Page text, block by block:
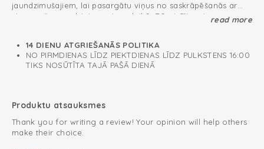
jaundzimušajiem, lai pasargātu viņus no saskrāpēšanās ar
viņu asajiem nadziņiem miega laikā. Dūrainīšiem ir
elpojošas kokvilnas. Durainīšiem ir Oeko-Tex sertifikāts un to
sastāvā nav kaitīgo vielu. Tāpat materiāls ir mīksts un
komfortabls.
Ieteikums dāvanai: izveidojiet Ciumbelle dāvanu komplektu ar
Oeko-Tex sertificētas: nesatur kaitīgas vielas
Mīksta un elastīga kokvilna
read more
14 DIENU ATGRIEŠANĀS POLITIKA
NO PIRMDIENAS LĪDZ PIEKTDIENAS LĪDZ PULKSTENS 16:00
TIKS NOSŪTĪTA TAJĀ PAŠĀ DIENĀ
Produktu atsauksmes
Thank you for writing a review! Your opinion will help others
make their choice.